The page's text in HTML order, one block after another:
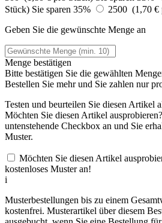
Stück) Sie sparen 35% 2500 (1,70 €
Geben Sie die gewünschte Menge an
Menge bestätigen
Bitte bestätigen Sie die gewählten
Bestellen Sie mehr und Sie zahlen nur
Testen und beurteilen Sie diesen Artikel
Möchten Sie diesen Artikel
untenstehende Checkbox an und Sie
Muster.
Möchten Sie diesen Artikel
kostenloses Muster an!
i
Musterbestellungen bis zu einem
kostenfrei. Musterartikel über diesem